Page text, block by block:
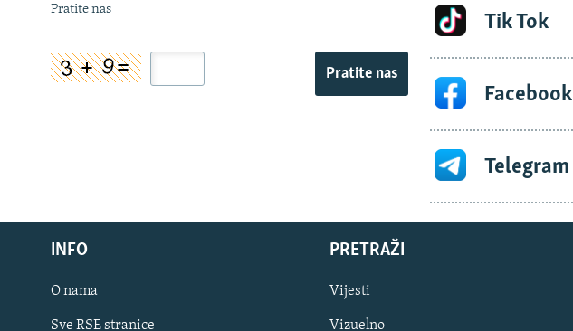
Pratite nas
Pratite nas
Tik Tok
Facebook
Telegram
INFO
O nama
Sve RSE stranice
PRETRAŽI
Vijesti
Vizuelno